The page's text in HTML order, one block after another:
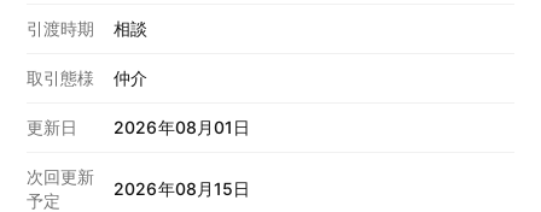
引渡時期 相談
取引態様 仲介
更新日 2026年08月01日
次回更新
予定
2026年08月15日